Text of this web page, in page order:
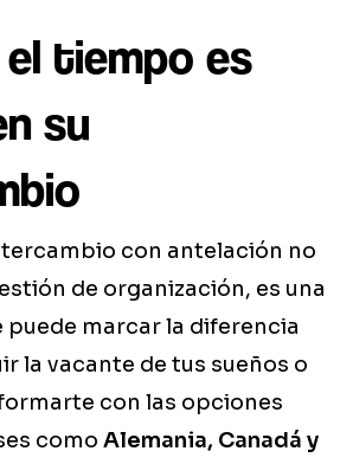
el tiempo es
su
con antelación no
de organización, es una
puede marcar la diferencia
la vacante de tus sueños o
con las opciones
como Alemania, Canadá y